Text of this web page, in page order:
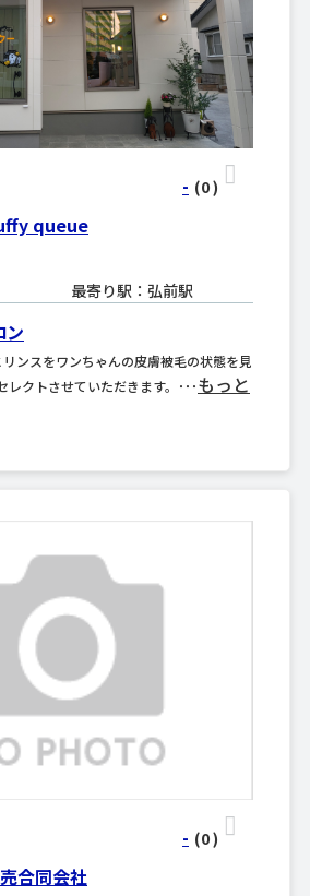
queue
最寄り駅：弘前駅
- (0)
ン
ンスをワンちゃんの皮膚被毛の状態を見
レクトさせていただきます。･･･もっと
合同会社
- (0)